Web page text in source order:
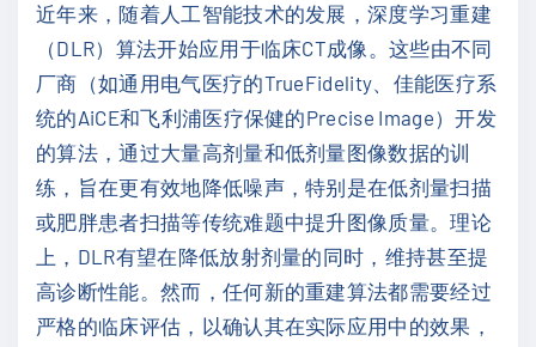
近年来，随着人工智能技术的发展，深度学习重建
（DLR）算法开始应用于临床CT成像。这些由不同
厂商（如通用电气医疗的TrueFidelity、佳能医疗系
统的AiCE和飞利浦医疗保健的Precise Image）开发
的算法，通过大量高剂量和低剂量图像数据的训
练，旨在更有效地降低噪声，特别是在低剂量扫描
或肥胖患者扫描等传统难题中提升图像质量。理论
上，DLR有望在降低放射剂量的同时，维持甚至提
高诊断性能。然而，任何新的重建算法都需要经过
严格的临床评估，以确认其在实际应用中的效果，